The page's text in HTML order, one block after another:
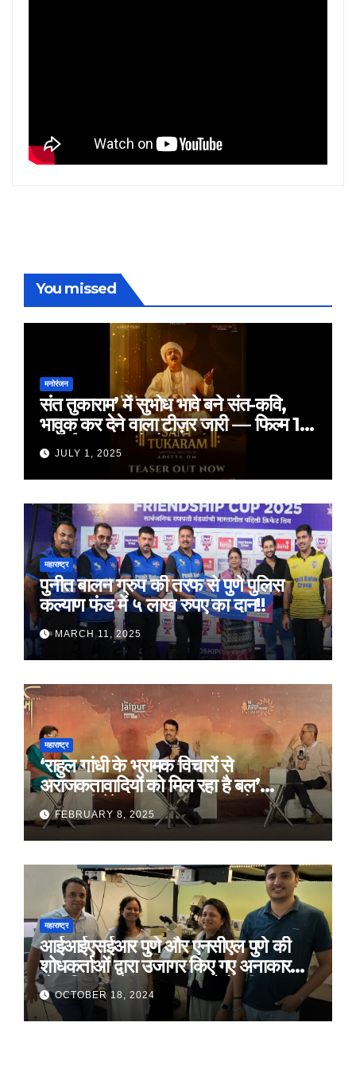
You missed
मनोरंजन
संत तुकाराम’ में सुभोध भावे बने संत-कवि,
भावुक कर देने वाला टीज़र जारी — फिल्म 18
जुलाई 2025 को होगी रिलीज़
JULY 1, 2025
महाराष्ट्र
पुनीत बालन ग्रुप की तरफ से पुणे पुलिस
कल्याण फंड में ५ लाख रुपए का दान!!
MARCH 11, 2025
महाराष्ट्र
‘राहुल गांधी के भ्रामक विचारों से
अराजकतावादियों को मिल रहा है बल’
मुख्यमंत्री देवेंद्र फडणवीस का आरोप
FEBRUARY 8, 2025
महाराष्ट्र
आईआईएसईआर पुणे और एनसीएल पुणे की
शोधकर्ताओं द्वारा उजागर किए गए अनाकार
ठोस विरूपण में संरचनात्मक दोषों की प्रमुख
भूमिका
OCTOBER 18, 2024